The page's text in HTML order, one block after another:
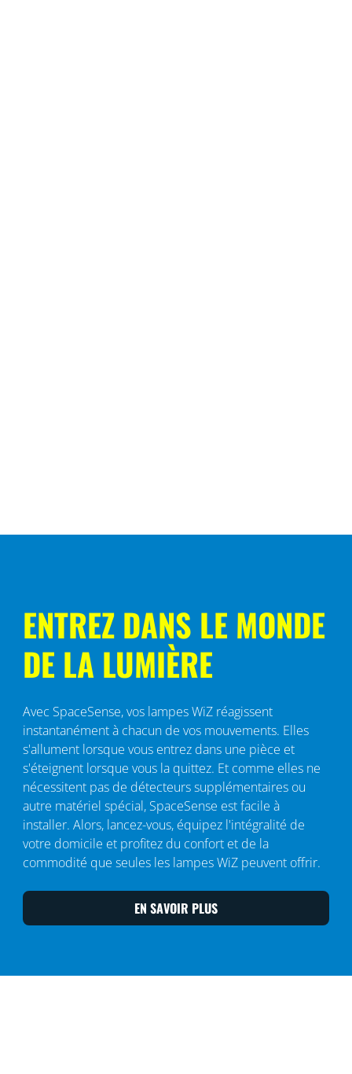
ENTREZ DANS LE MONDE
DE LA LUMIÈRE
Avec SpaceSense, vos lampes WiZ réagissent
instantanément à chacun de vos mouvements. Elles
s'allument lorsque vous entrez dans une pièce et
s'éteignent lorsque vous la quittez. Et comme elles ne
nécessitent pas de détecteurs supplémentaires ou
autre matériel spécial, SpaceSense est facile à
installer. Alors, lancez-vous, équipez l'intégralité de
votre domicile et profitez du confort et de la
commodité que seules les lampes WiZ peuvent offrir.
EN SAVOIR PLUS